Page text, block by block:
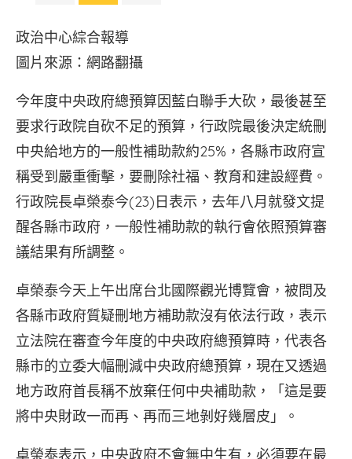
政治中心綜合報導
圖片來源：網路翻攝
今年度中央政府總預算因藍白聯手大砍，最後甚至
要求行政院自砍不足的預算，行政院最後決定統刪
中央給地方的一般性補助款約25%，各縣市政府宣
稱受到嚴重衝擊，要刪除社福、教育和建設經費。
行政院長卓榮泰今(23)日表示，去年八月就發文提
醒各縣市政府，一般性補助款的執行會依照預算審
議結果有所調整。
卓榮泰今天上午出席台北國際觀光博覽會，被問及
各縣市政府質疑刪地方補助款沒有依法行政，表示
立法院在審查今年度的中央政府總預算時，代表各
縣市的立委大幅刪減中央政府總預算，現在又透過
地方政府首長稱不放棄任何中央補助款，「這是要
將中央財政一而再、再而三地剝好幾層皮」。
卓榮泰表示，中央政府不會無中生有，必須要在最